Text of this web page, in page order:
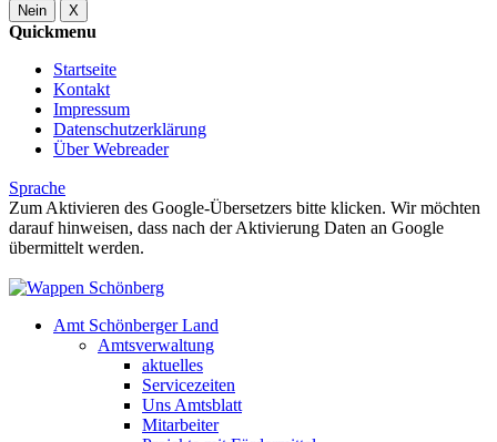
Nein X
Quickmenu
Startseite
Kontakt
Impressum
Datenschutzerklärung
Über Webreader
Sprache
Zum Aktivieren des Google-Übersetzers bitte klicken. Wir möchten
darauf hinweisen, dass nach der Aktivierung Daten an Google
übermittelt werden.
Amt Schönberger Land
Amtsverwaltung
aktuelles
Servicezeiten
Uns Amtsblatt
Mitarbeiter